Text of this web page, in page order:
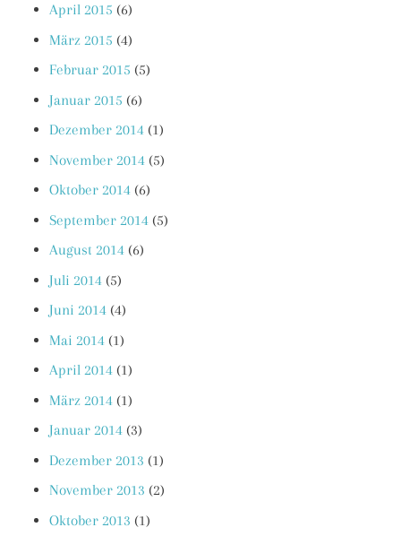
April 2015 (6)
März 2015 (4)
Februar 2015 (5)
Januar 2015 (6)
Dezember 2014 (1)
November 2014 (5)
Oktober 2014 (6)
September 2014 (5)
August 2014 (6)
Juli 2014 (5)
Juni 2014 (4)
Mai 2014 (1)
April 2014 (1)
März 2014 (1)
Januar 2014 (3)
Dezember 2013 (1)
November 2013 (2)
Oktober 2013 (1)